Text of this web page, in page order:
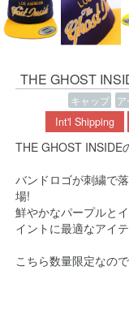
THE GHOST
キャップ
Int'l Shipping
THE GHOST INSIDE
バンドロゴが刺繍で
場!
鮮やかなパープルと
イントに最適なアイテ
こちら数量限定なの